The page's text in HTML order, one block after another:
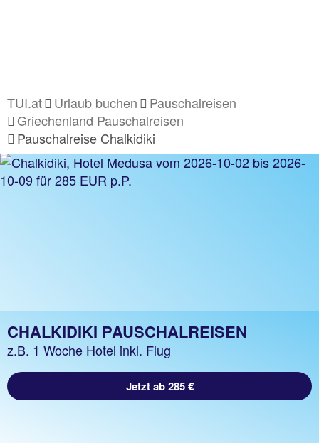
TUI.at Urlaub buchen
Pauschalreisen
Griechenland Pauschalreisen
Pauschalreise Chalkidiki
CHALKIDIKI PAUSCHALREISEN
z.B. 1 Woche Hotel inkl. Flug
Jetzt ab 285 €